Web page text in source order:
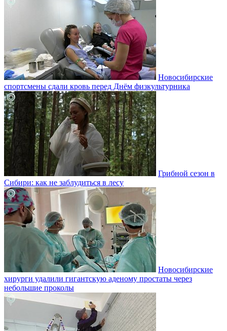
Новосибирские
спортсмены сдали кровь перед Днём физкультурника
Грибной сезон в
Сибири: как не заблудиться в лесу
Новосибирские
хирурги удалили гигантскую аденому простаты через
небольшие проколы